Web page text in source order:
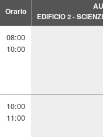
Orario
08:00
10:00
10:00
11:00
Orario
EDIFICIO 2 -
08:00
10:00
10:00
11:00